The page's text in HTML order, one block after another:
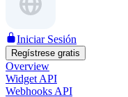
Iniciar Sesión
Regístrese gratis
Overview
Widget API
Webhooks API